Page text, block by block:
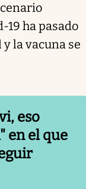
19 ha pasado
la vacuna se
eso
en el que